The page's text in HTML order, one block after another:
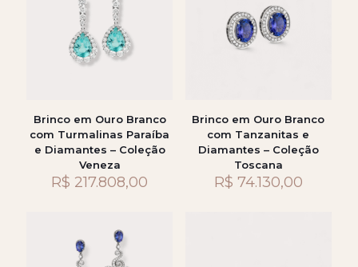
Brinco em Ouro Branco
com Turmalinas Paraíba
e Diamantes – Coleção
Veneza
R$ 217.808,00
Brinco em Ouro Branco
com Tanzanitas e
Diamantes – Coleção
Toscana
R$ 74.130,00